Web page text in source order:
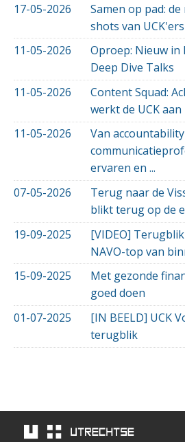
17-05-2026
Samen op pad:
shots van UCK'ers
11-05-2026
Oproep: Nieuw in
Deep Dive Talks
11-05-2026
Content Squad:
werkt de UCK
11-05-2026
Van
ervaren en ...
07-05-2026
Terug naar de
blikt terug op de
19-09-2025
[VIDEO]
NAVO-top van
15-09-2025
Met gezonde
goed doen
01-07-2025
[IN BEELD] UCK
terugblik